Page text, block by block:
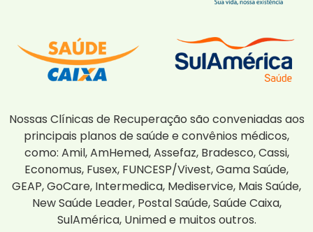
Nossas Clínicas de Recuperação são conveniadas aos
principais planos de saúde e convênios médicos,
como: Amil, AmHemed, Assefaz, Bradesco, Cassi,
Economus, Fusex, FUNCESP/Vivest, Gama Saúde,
GEAP, GoCare, Intermedica, Mediservice, Mais Saúde,
New Saúde Leader, Postal Saúde, Saúde Caixa,
SulAmérica, Unimed e muitos outros.